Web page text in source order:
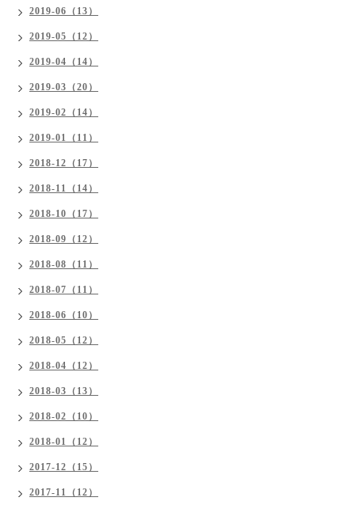
2019-06（13）
2019-05（12）
2019-04（14）
2019-03（20）
2019-02（14）
2019-01（11）
2018-12（17）
2018-11（14）
2018-10（17）
2018-09（12）
2018-08（11）
2018-07（11）
2018-06（10）
2018-05（12）
2018-04（12）
2018-03（13）
2018-02（10）
2018-01（12）
2017-12（15）
2017-11（12）